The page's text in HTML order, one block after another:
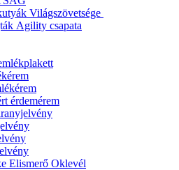
Világszövetsége
Agility csapata
érdemérem
Elismerő Oklevél